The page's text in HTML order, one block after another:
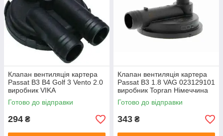
Клапан вентиляція картера
Passat B3 B4 Golf 3 Vento 2.0
виробник VIKA
Готово до відправки
294 ₴
Клапан вентиляція картера
Passat B3 1.8 VAG 023129101
виробник Topran Німеччина
Готово до відправки
343 ₴